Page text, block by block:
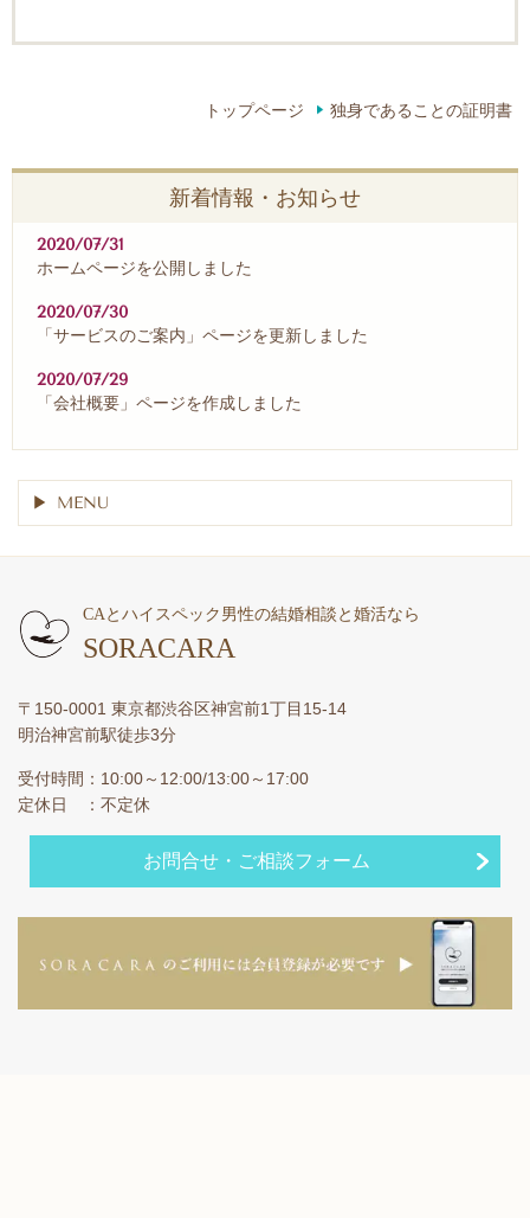
トップページ 独身であることの証明書
新着情報・お知らせ
2020/07/31
ホームページを公開しました
2020/07/30
「サービスのご案内」ページを更新しました
2020/07/29
「会社概要」ページを作成しました
MENU
CAとハイスペック男性の結婚相談と婚活なら
SORACARA
〒150-0001 東京都渋谷区神宮前1丁目15-14
明治神宮前駅徒歩3分
受付時間：10:00～12:00/13:00～17:00
定休日 ：不定休
お問合せ・ご相談フォーム